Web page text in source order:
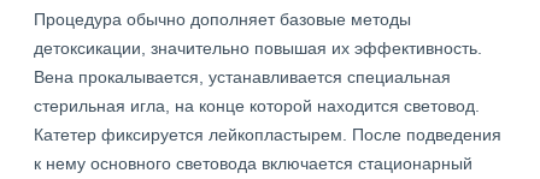
Процедура обычно дополняет базовые методы
детоксикации, значительно повышая их эффективность.
Вена прокалывается, устанавливается специальная
стерильная игла, на конце которой находится световод.
Катетер фиксируется лейкопластырем. После подведения
к нему основного световода включается стационарный